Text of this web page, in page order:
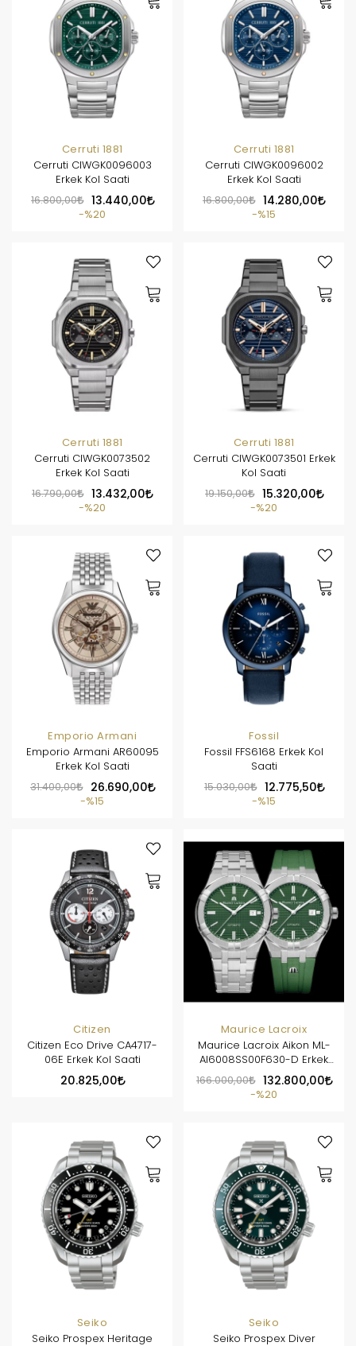
Cerruti 1881
Cerruti CIWGK0096003
Erkek Kol Saati
16.800,00
13.440,00
%20
Cerruti 1881
Cerruti CIWGK0096002
Erkek Kol Saati
16.800,00
14.280,00
%15
Cerruti 1881
Cerruti CIWGK0073502
Erkek Kol Saati
16.790,00
13.432,00
%20
Cerruti 1881
Cerruti CIWGK0073501 Erkek
Kol Saati
19.150,00
15.320,00
%20
Emporio Armani
Emporio Armani AR60095
Erkek Kol Saati
31.400,00
26.690,00
%15
Fossil
Fossil FFS6168 Erkek Kol
Saati
15.030,00
12.775,50
%15
Citizen
Citizen Eco Drive CA4717-
06E Erkek Kol Saati
20.825,00
Maurice Lacroix
Maurice Lacroix Aikon ML-
AI6008SS00F630-D Erkek
Kol Saati
166.000,00 132.800,00
%20
Seiko
Seiko Prospex Heritage
Seiko
Seiko Prospex Diver